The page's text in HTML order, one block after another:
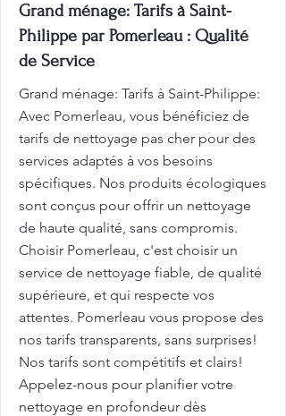
Grand ménage: Tarifs à Saint-
Philippe par Pomerleau : Qualité
de Service
Grand ménage: Tarifs à Saint-Philippe:
Avec Pomerleau, vous bénéficiez de
tarifs de nettoyage pas cher pour des
services adaptés à vos besoins
spécifiques. Nos produits écologiques
sont conçus pour offrir un nettoyage
de haute qualité, sans compromis.
Choisir Pomerleau, c'est choisir un
service de nettoyage fiable, de qualité
supérieure, et qui respecte vos
attentes. Pomerleau vous propose des
nos tarifs transparents, sans surprises!
Nos tarifs sont compétitifs et clairs!
Appelez-nous pour planifier votre
nettoyage en profondeur dès